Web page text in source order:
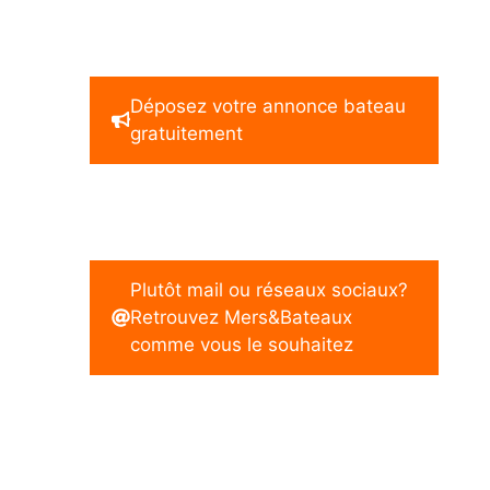
Déposez votre annonce bateau
gratuitement
Plutôt mail ou réseaux sociaux?
Retrouvez Mers&Bateaux
comme vous le souhaitez